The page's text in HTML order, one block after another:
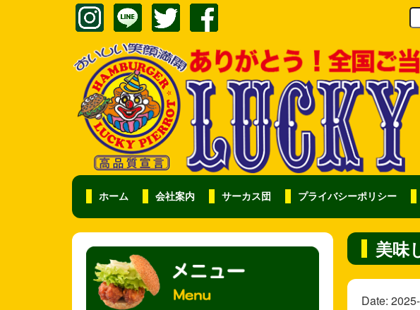
ホーム 会社案内 サーカス団 プライバシーポリシー
美味
Date: